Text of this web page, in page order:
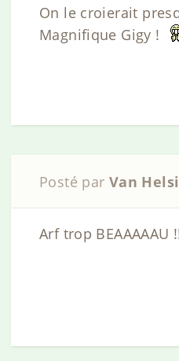
On le croierait
Magnifique Gigy !
Posté par Van
Arf trop BEAAAAAU